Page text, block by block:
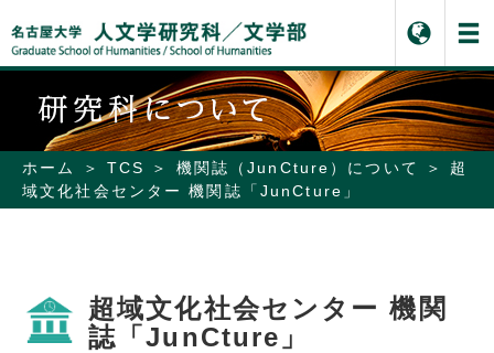
ホーム TCS 機関誌（JunCture）について
超
域文化社会センター 機関誌「JunCture」
超域文化社会センター 機関
誌「JunCture」